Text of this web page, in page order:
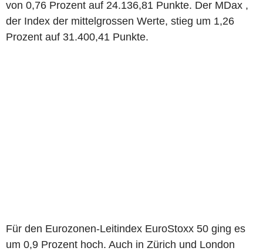
von 0,76 Prozent auf 24.136,81 Punkte. Der MDax ,
der Index der mittelgrossen Werte, stieg um 1,26
Prozent auf 31.400,41 Punkte.
Für den Eurozonen-Leitindex EuroStoxx 50 ging es
um 0,9 Prozent hoch. Auch in Zürich und London